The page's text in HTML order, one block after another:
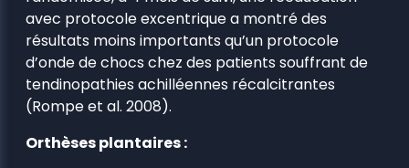
avec protocole excentrique a montré des
résultats moins importants qu’un protocole
d’onde de chocs chez des patients souffrant de
tendinopathies achilléennes récalcitrantes
(Rompe et al. 2008).
Orthèses plantaires :